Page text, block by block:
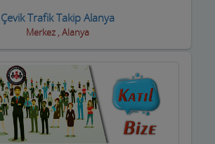
Çevik Trafik Takip Alanya
Merkez , Alanya